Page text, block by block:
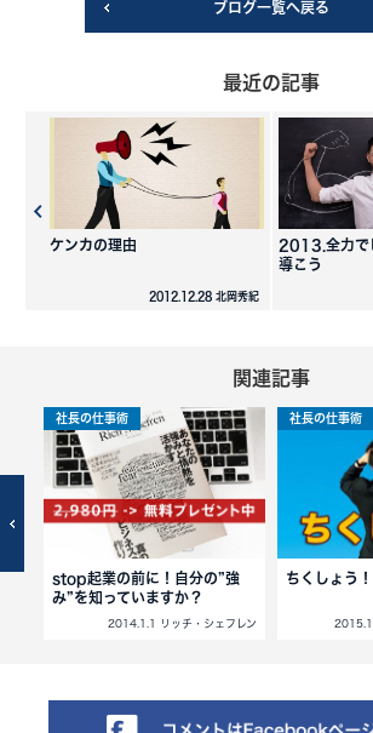
ブログ一覧へ戻る
最近の記事
ケンカの理由
2012.12.28 北岡秀紀
2013.全力で
導こう
関連記事
社長の仕事術
stop起業の前に！自分の”強
み”を知っていますか？
2014.1.1 リッチ・シェフレン
社長の仕事術
ちくしょう！